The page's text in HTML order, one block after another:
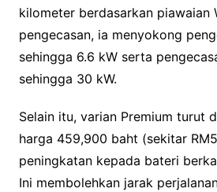
kilometer berdasarkan piawaian
pengecasan, ia menyokong
sehingga 6.6 kW serta
sehingga 30 kW.
Selain itu, varian Premium turut
harga 459,900 baht (sekitar
peningkatan kepada bateri
Ini membolehkan jarak